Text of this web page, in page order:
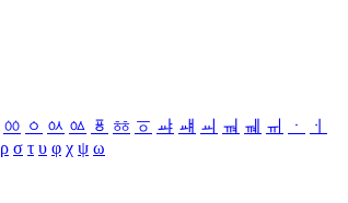
ㆀ ㆁ ㆂ ㆃ ㆄ ㆅ ㆆ ㆇ ㆈ ㆉ ㆊ ㆋ ㆌ ㆍ
ㆎ
ρ σ τ υ φ χ ψ ω